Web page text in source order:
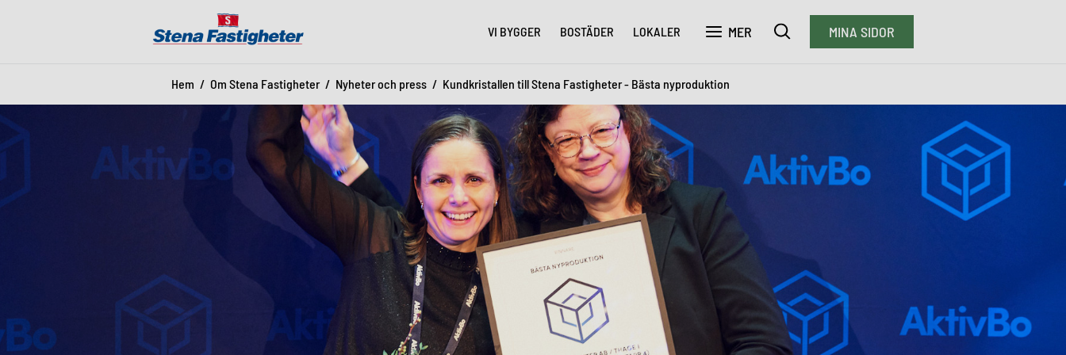
VI BYGGER BOSTÄDER LOKALER MER MINA SIDOR
Hem Om Stena Fastigheter Nyheter och press Kundkristallen till Stena Fastigheter - Bästa nyproduktion